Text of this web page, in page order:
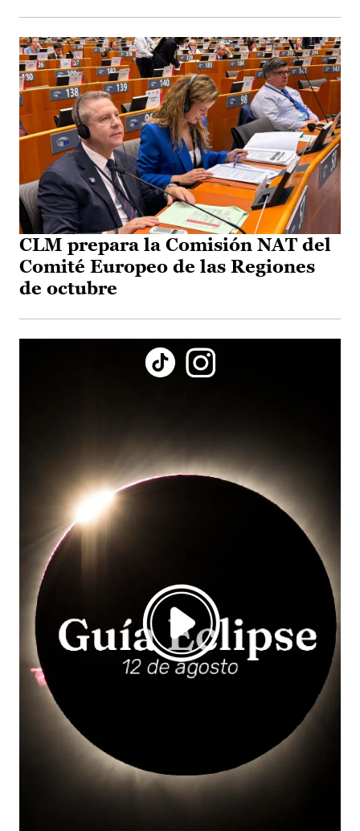
CLM prepara la Comisión NAT del
Comité Europeo de las Regiones
de octubre